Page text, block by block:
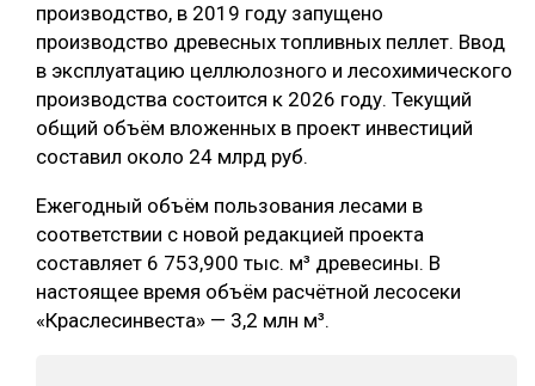
производство, в 2019 году запущено
производство древесных топливных пеллет. Ввод
в эксплуатацию целлюлозного и лесохимического
производства состоится к 2026 году. Текущий
общий объём вложенных в проект инвестиций
составил около 24 млрд руб.
Ежегодный объём пользования лесами в
соответствии с новой редакцией проекта
составляет 6 753,900 тыс. м³ древесины. В
настоящее время объём расчётной лесосеки
«Краслесинвеста» — 3,2 млн м³.